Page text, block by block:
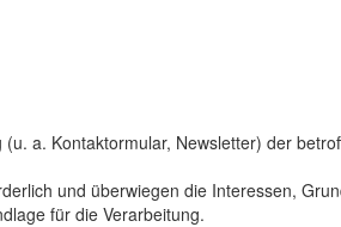
a. Kontaktormular, Newsletter) der
und überwiegen die Interessen,
für die Verarbeitung.